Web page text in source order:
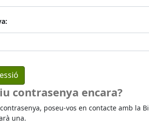
contrasenya encara?
poseu-vos en contacte amb la
una.